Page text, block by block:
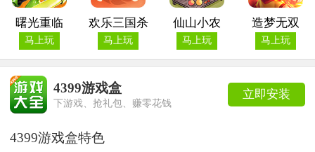
曙光重临
马上玩
欢乐三国杀
马上玩
仙山小农
马上玩
造梦无双
马上玩
立即安装
4399游戏盒
下游戏、抢礼包、赚零花钱
4399游戏盒特色